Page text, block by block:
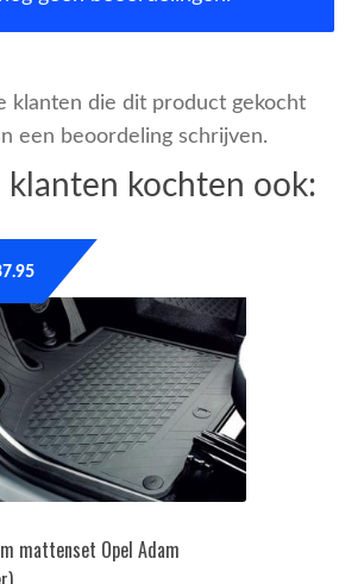
klanten die dit product gekocht
een beoordeling schrijven.
klanten kochten ook:
mattenset Opel Adam